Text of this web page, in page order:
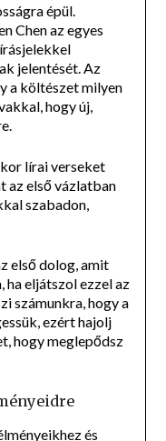
épül.
Chen az egyes
jelentését. Az
a költészet milyen
hogy új,
lírai verseket
az első vázlatban
szabadon,
első dolog, amit
ha eljátszol ezzel az
számunkra, hogy a
ezért hajolj
hogy meglepődsz
és